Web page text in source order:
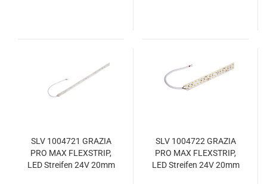
SLV 1004721 GRAZIA
PRO MAX FLEXSTRIP,
LED Streifen 24V 20mm
SLV 1004722 GRAZIA
PRO MAX FLEXSTRIP,
LED Streifen 24V 20mm